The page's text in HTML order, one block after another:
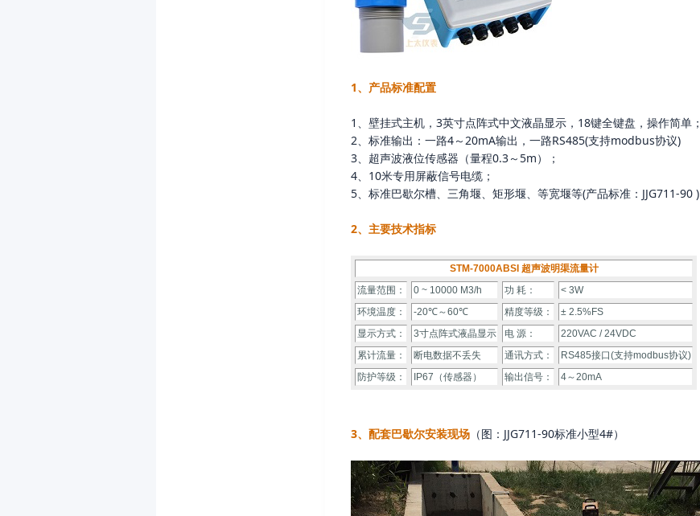
1、产品标准配置
1、壁挂式主机，3英寸点阵式中文液晶显示，18键全键盘，操作简单；
2、标准输出：一路4～20mA输出，一路RS485(支持modbus协议)
3、超声波液位传感器（量程0.3～5m）；
4、10米专用屏蔽信号电缆；
5、标准巴歇尔槽、三角堰、矩形堰、等宽堰等(产品标准：JJG711-90 )
2、主要技术指标
STM-7000ABSI 超声波明渠流量计
流量范围：
0 ~ 10000 M3/h 功 耗：
< 3W
环境温度：
-20℃～60℃ 精度等级：
± 2.5%FS
显示方式：
3寸点阵式液晶显示 电 源：
220VAC / 24VDC
累计流量：
断电数据不丢失 通讯方式：
RS485接口(支持modbus协议)
防护等级：
IP67（传感器） 输出信号： 4～20mA
3、配套巴歇尔安装现场 （图：JJG711-90标准小型4#）